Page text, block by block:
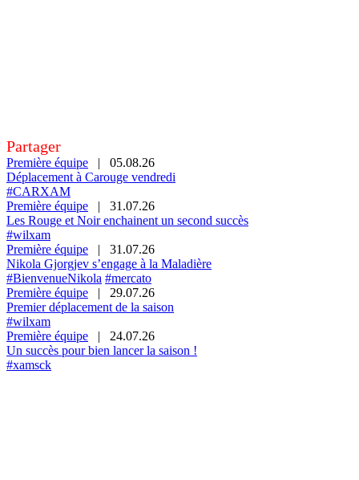
Partager
Première équipe |
05.08.26
Déplacement à Carouge vendredi
#CARXAM
Première équipe
|
31.07.26
Les Rouge et Noir enchainent un second succès
#wilxam
Première équipe
|
31.07.26
Nikola Gjorgjev s’engage à la Maladière
#BienvenueNikola #mercato
Première équipe
|
29.07.26
Premier déplacement de la saison
#wilxam
Première équipe
|
24.07.26
Un succès pour bien lancer la saison !
#xamsck